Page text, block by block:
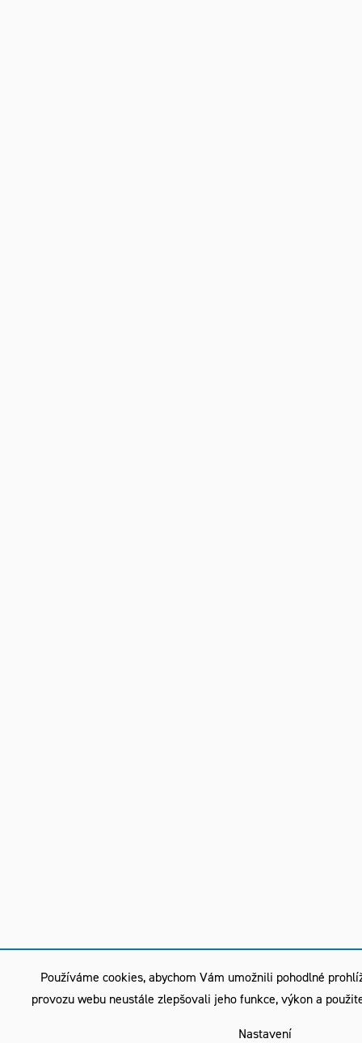
Používáme cookies, abychom Vám umožnili pohodlné
provozu webu neustále zlepšovali jeho funkce, výkon a
Nastavení